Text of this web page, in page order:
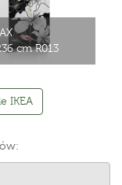
cm R013
IKEA